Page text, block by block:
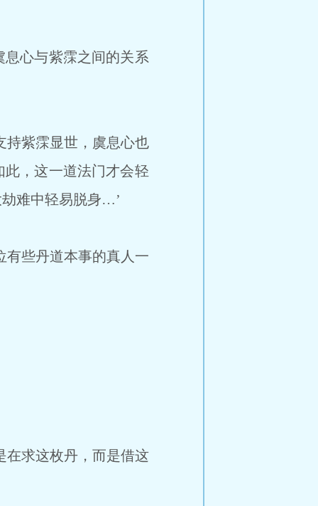
心与紫霂之间的关系
紫霂显世，虞息心也
，这一道法门才会轻
难中轻易脱身…’
些丹道本事的真人一
求这枚丹，而是借这